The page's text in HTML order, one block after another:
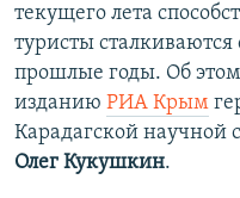
поискуИНФОГРАФИКА
ТЕЛЕПРОЕКТ КРЫМ.РЕАЛИИ
СОВЕТЫ
ПРОПАВШИЕ БЕЗ ВЕСТИ
КАК ОБОЙТИ
Українською
Qırımtatar
текущего лета
туристы
прошлые годы. Об
изданию РИА Крым
Карадагской научной
Олег Кукушкин.